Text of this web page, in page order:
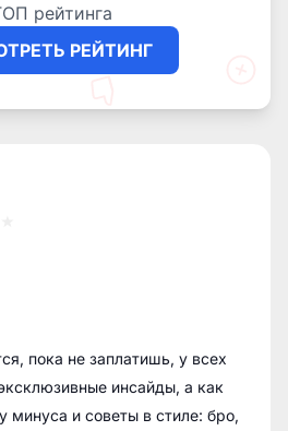
рейтинга
РЕЙТИНГ
пока не заплатишь, у всех
инсайды, а как
минуса и советы в стиле: бро,